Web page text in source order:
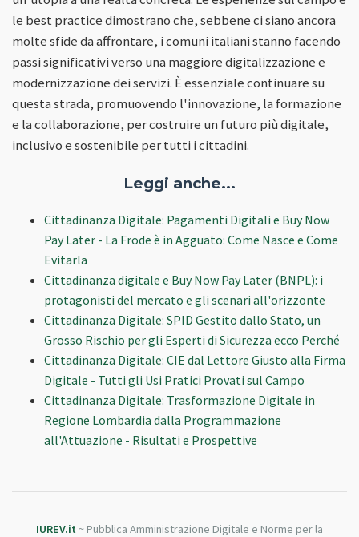
le best practice dimostrano che, sebbene ci siano ancora
molte sfide da affrontare, i comuni italiani stanno facendo
passi significativi verso una maggiore digitalizzazione e
modernizzazione dei servizi. È essenziale continuare su
questa strada, promuovendo l'innovazione, la formazione
e la collaborazione, per costruire un futuro più digitale,
inclusivo e sostenibile per tutti i cittadini.
Leggi anche...
Cittadinanza Digitale: Pagamenti Digitali e Buy Now
Pay Later - La Frode è in Agguato: Come Nasce e Come
Evitarla
Cittadinanza digitale e Buy Now Pay Later (BNPL): i
protagonisti del mercato e gli scenari all'orizzonte
Cittadinanza Digitale: SPID Gestito dallo Stato, un
Grosso Rischio per gli Esperti di Sicurezza ecco Perché
Cittadinanza Digitale: CIE dal Lettore Giusto alla Firma
Digitale - Tutti gli Usi Pratici Provati sul Campo
Cittadinanza Digitale: Trasformazione Digitale in
Regione Lombardia dalla Programmazione
all'Attuazione - Risultati e Prospettive
IUREV.it ~ Pubblica Amministrazione Digitale e Norme per la